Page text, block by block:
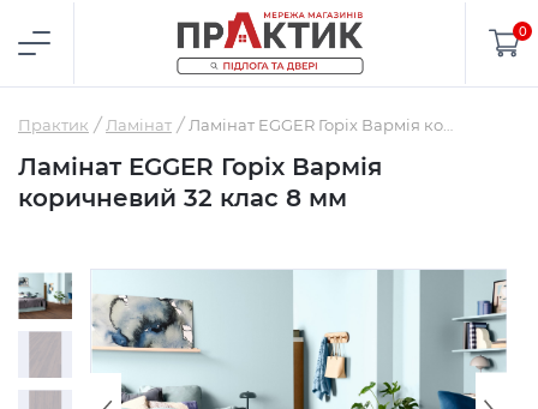
0
Практик Ламінат
Ламінат EGGER Горіх Вармія
коричневий 32 клас 8 мм